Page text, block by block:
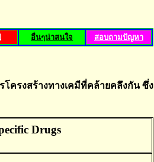
อื่นๆน่าสนใจ สอบถามปัญหา
ครงสร้างทางเคมีที่คล้ายคลึงกัน ซึ่ง
Drugs